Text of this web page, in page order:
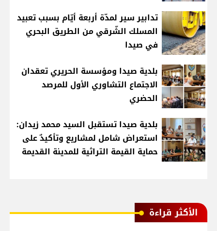
تدابير سير لمدّة أربعة أيّام بسبب تعبيد
المسلك الشّرقي من الطريق البحري
في صيدا
بلدية صيدا ومؤسسة الحريري تعقدان
الاجتماع التشاوري الأول للمرصد
الحضري
بلدية صيدا تستقبل السيد محمد زيدان:
استعراض شامل لمشاريع وتأكيدٌ على
حماية القيمة التراثية للمدينة القديمة
الأكثر قراءة